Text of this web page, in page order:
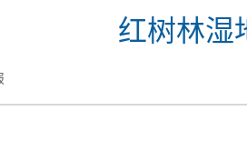
红树林湿